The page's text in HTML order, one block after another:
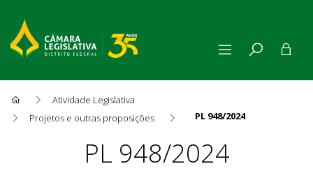
Atividade Legislativa
Projetos e outras proposições
PL 948/2024
ProposiçãoPL 948/2024